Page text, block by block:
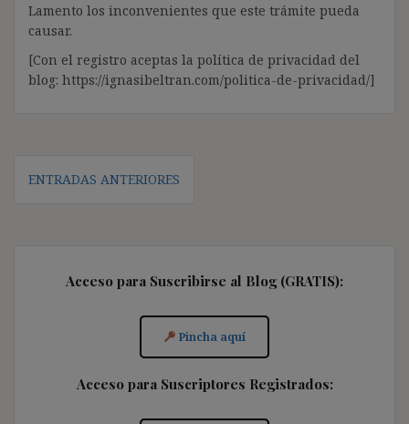
Lamento los inconvenientes que este trámite pueda
causar.
[Con el registro aceptas la política de privacidad del
blog: https://ignasibeltran.com/politica-de-privacidad/]
de
ENTRADAS ANTERIORES
Acceso para Suscribirse al Blog (GRATIS):
Pincha aquí
Acceso para Suscriptores Registrados: